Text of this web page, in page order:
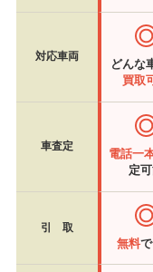
対応車両
どんな
買取
車査定
電話一
定
引 取
無料